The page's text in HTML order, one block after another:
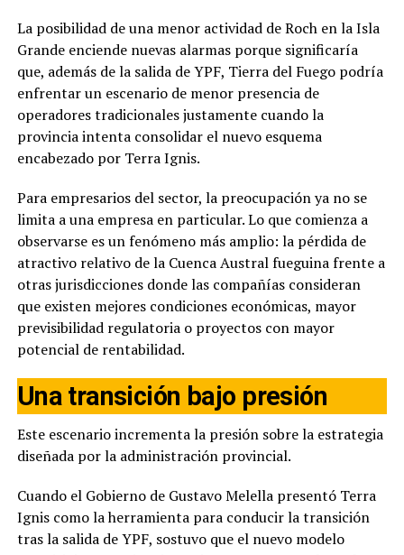
La posibilidad de una menor actividad de Roch en la Isla
Grande enciende nuevas alarmas porque significaría
que, además de la salida de YPF, Tierra del Fuego podría
enfrentar un escenario de menor presencia de
operadores tradicionales justamente cuando la
provincia intenta consolidar el nuevo esquema
encabezado por Terra Ignis.
Para empresarios del sector, la preocupación ya no se
limita a una empresa en particular. Lo que comienza a
observarse es un fenómeno más amplio: la pérdida de
atractivo relativo de la Cuenca Austral fueguina frente a
otras jurisdicciones donde las compañías consideran
que existen mejores condiciones económicas, mayor
previsibilidad regulatoria o proyectos con mayor
potencial de rentabilidad.
Una transición bajo presión
Este escenario incrementa la presión sobre la estrategia
diseñada por la administración provincial.
Cuando el Gobierno de Gustavo Melella presentó Terra
Ignis como la herramienta para conducir la transición
tras la salida de YPF, sostuvo que el nuevo modelo